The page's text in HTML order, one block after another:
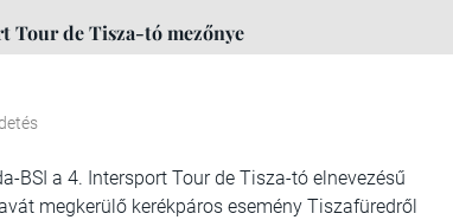
Tour de Tisza-tó mezőnye
BSI a 4. Intersport Tour de Tisza-tó elnevezésű
megkerülő kerékpáros esemény Tiszafüredről